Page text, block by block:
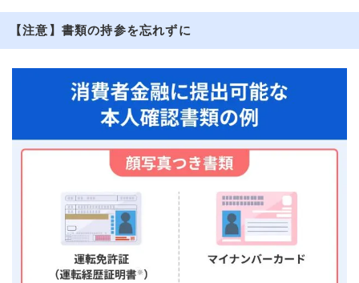
【注意】書類の持参を忘れずに